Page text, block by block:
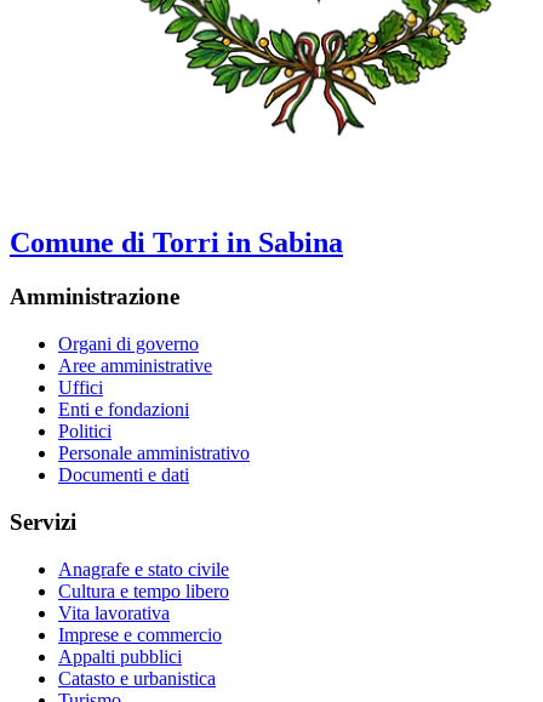
Comune di Torri in Sabina
Amministrazione
Organi di governo
Aree amministrative
Uffici
Enti e fondazioni
Politici
Personale amministrativo
Documenti e dati
Servizi
Anagrafe e stato civile
Cultura e tempo libero
Vita lavorativa
Imprese e commercio
Appalti pubblici
Catasto e urbanistica